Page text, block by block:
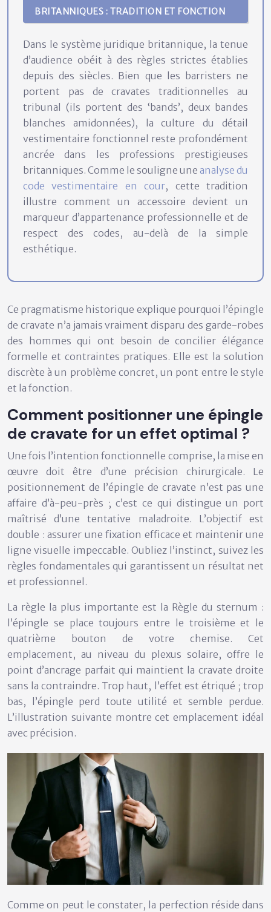
BRITANNIQUES : TRADITION ET FONCTION
Dans le système juridique britannique, la tenue
d’audience obéit à des règles strictes établies
depuis des siècles. Bien que les barristers ne
portent pas de cravates traditionnelles au
tribunal (ils portent des ‘bands’, deux bandes
blanches amidon­nées), la culture du détail
vestimentaire fonctionnel reste profondément
ancrée dans les professions prestigieuses
britanniques. Comme le souligne une analyse du
code vestimentaire en cour, cette tradition
illustre comment un accessoire devient un
marqueur d’appartenance professionnelle et de
respect des codes, au-delà de la simple
esthétique.
Ce pragmatisme historique explique pourquoi l’épingle
de cravate n’a jamais vraiment disparu des garde-robes
des hommes qui ont besoin de concilier élégance
formelle et contraintes pratiques. Elle est la solution
discrète à un problème concret, un pont entre le style
et la fonction.
Comment positionner une épingle
de cravate for un effet optimal ?
Une fois l’intention fonctionnelle comprise, la mise en
œuvre doit être d’une précision chirurgicale. Le
positionnement de l’épingle de cravate n’est pas une
affaire d’à-peu-près ; c’est ce qui distingue un port
maîtrisé d’une tentative maladroite. L’objectif est
double : assurer une fixation efficace et maintenir une
ligne visuelle impeccable. Oubliez l’instinct, suivez les
règles fondamentales qui garantissent un résultat net
et professionnel.
La règle la plus importante est la Règle du sternum :
l’épingle se place toujours entre le troisième et le
quatrième bouton de votre chemise. Cet
emplacement, au niveau du plexus solaire, offre le
point d’ancrage parfait qui maintient la cravate droite
sans la contraindre. Trop haut, l’effet est étriqué ; trop
bas, l’épingle perd toute utilité et semble perdue.
L’illustration suivante montre cet emplacement idéal
avec précision.
Comme on peut le constater, la perfection réside dans